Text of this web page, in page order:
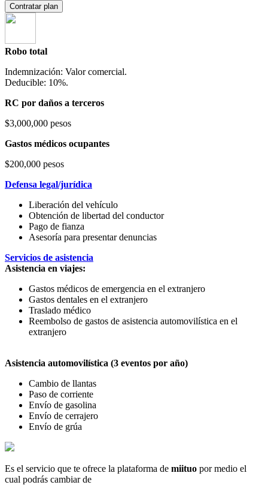
Contratar plan
Robo total
Indemnización: Valor comercial.
Deducible: 10%.
RC por daños a terceros
$3,000,000 pesos
Gastos médicos ocupantes
$200,000 pesos
Defensa legal/jurídica
Liberación del vehículo
Obtención de libertad del conductor
Pago de fianza
Asesoría para presentar denuncias
Servicios de asistencia
Asistencia en viajes:
Gastos médicos de emergencia en el extranjero
Gastos dentales en el extranjero
Traslado médico
Reembolso de gastos de asistencia automovilística en el
extranjero
Asistencia automovilística (3 eventos por año)
Cambio de llantas
Paso de corriente
Envío de gasolina
Envío de cerrajero
Envío de grúa
Es el servicio que te ofrece la plataforma de miituo por medio el
cual podrás cambiar de